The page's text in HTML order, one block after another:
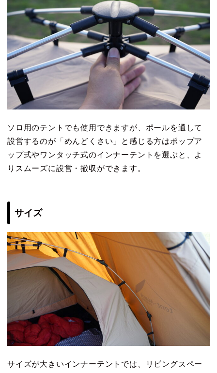
ソロ用のテントでも使用できますが、ポールを通して
設営するのが「めんどくさい」と感じる方はポップア
ップ式やワンタッチ式のインナーテントを選ぶと、よ
りスムーズに設営・撤収ができます。
サイズ
サイズが大きいインナーテントでは、リビングスペー